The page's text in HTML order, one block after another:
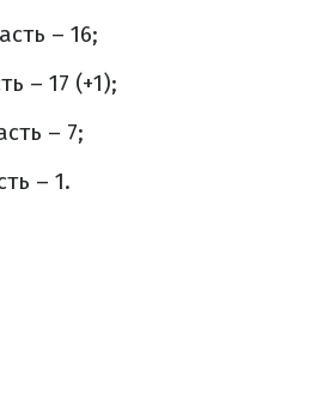
– 16;
– 17 (+1);
– 7;
– 1.